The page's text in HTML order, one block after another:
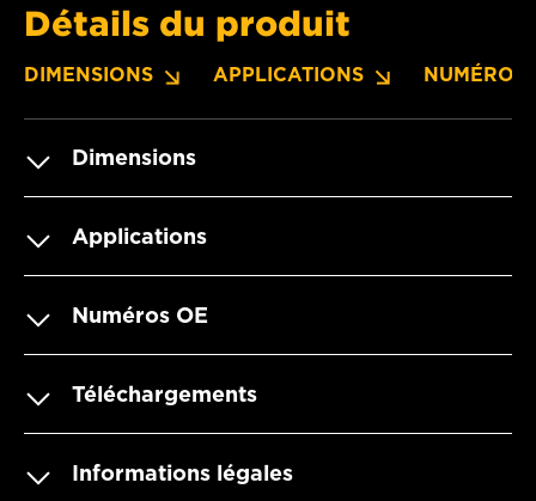
Détails du produit
DIMENSIONS APPLICATIONS NUMÉROS
Dimensions
Applications
Numéros OE
Téléchargements
Informations légales